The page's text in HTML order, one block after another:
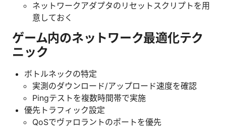
ネットワークアダプタのリセットスクリプトを用
意しておく
ゲーム内のネットワーク最適化テク
ニック
ボトルネックの特定
実測のダウンロード/アップロード速度を確認
Pingテストを複数時間帯で実施
優先トラフィック設定
QoSでヴァロラントのポートを優先